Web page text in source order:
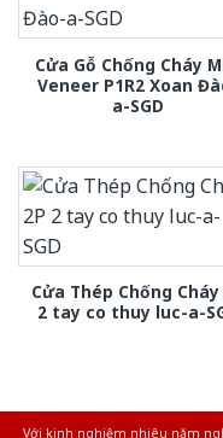
Cửa Gỗ Chống Cháy
Veneer P1R2 Xoan
a-SGD
Cửa Thép Chống Cháy
2 tay co thuy luc-a-
Với kinh nghiệm nhiêu năm